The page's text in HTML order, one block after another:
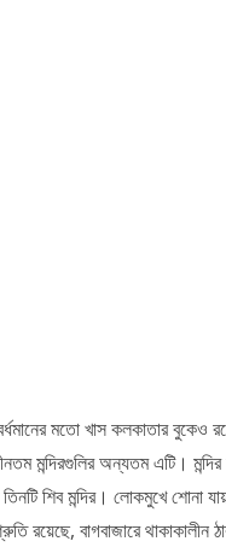
মতো খাস কলকাতার বুকেও
মন্দিরগুলির অন্যতম এটি। মন্দির
তিনটি শিব মন্দির। লোকমুখে শোনা
রয়েছে, বাগবাজারে থাকাকালীন